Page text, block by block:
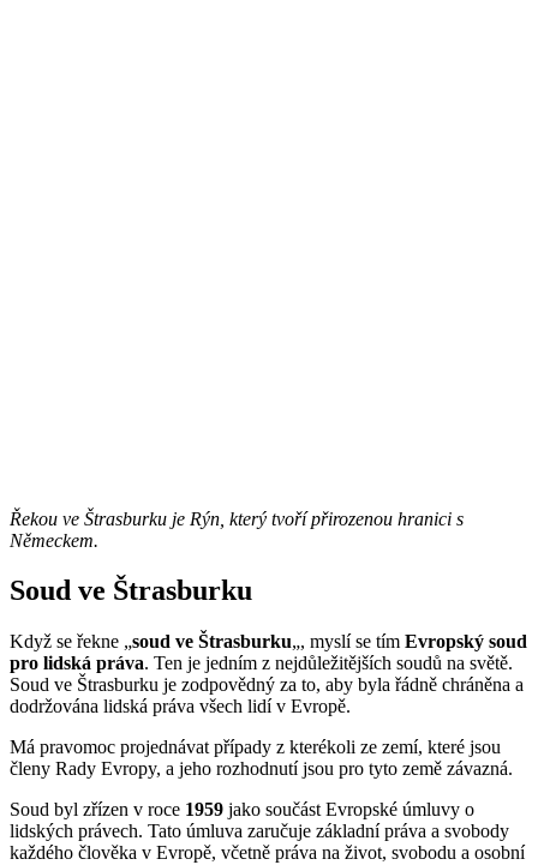
Řekou ve Štrasburku je Rýn, který tvoří přirozenou hranici s
Německem.
Soud ve Štrasburku
Když se řekne „soud ve Štrasburku„, myslí se tím Evropský soud
pro lidská práva. Ten je jedním z nejdůležitějších soudů na světě.
Soud ve Štrasburku je zodpovědný za to, aby byla řádně chráněna a
dodržována lidská práva všech lidí v Evropě.
Má pravomoc projednávat případy z kterékoli ze zemí, které jsou
členy Rady Evropy, a jeho rozhodnutí jsou pro tyto země závazná.
Soud byl zřízen v roce 1959 jako součást Evropské úmluvy o
lidských právech. Tato úmluva zaručuje základní práva a svobody
každého člověka v Evropě, včetně práva na život, svobodu a osobní